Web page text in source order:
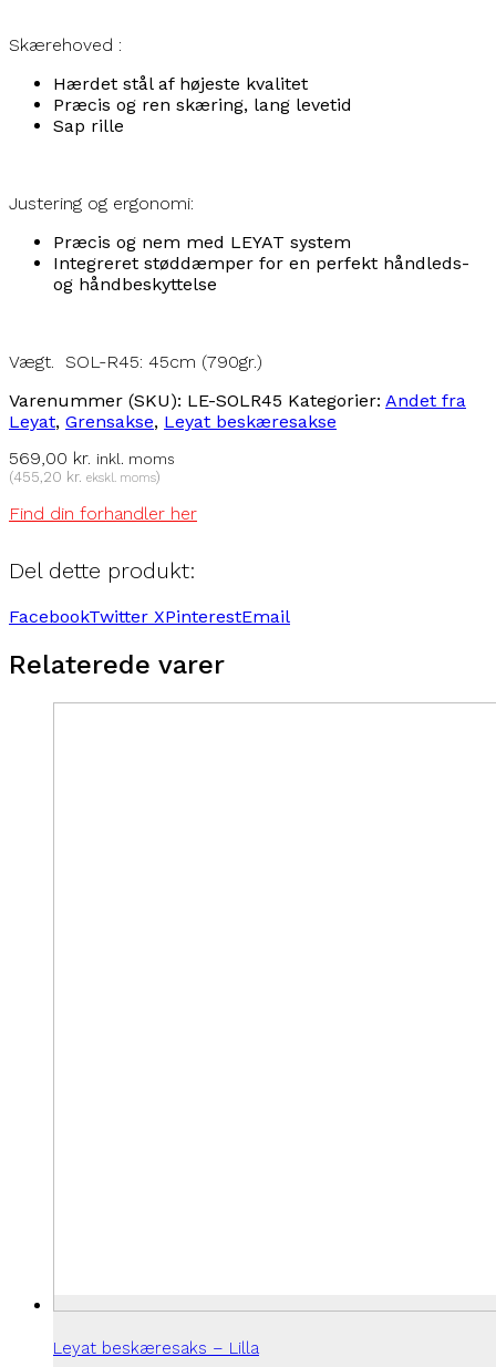
Skærehoved :
Hærdet stål af højeste kvalitet
Præcis og ren skæring, lang levetid
Sap rille
Justering og ergonomi:
Præcis og nem med LEYAT system
Integreret støddæmper for en perfekt håndleds-
og håndbeskyttelse
Vægt. SOL-R45: 45cm (790gr.)
Varenummer (SKU): LE-SOLR45 Kategorier: Andet fra
Leyat, Grensakse, Leyat beskæresakse
569,00 kr. inkl. moms
(455,20 kr. ekskl. moms)
Find din forhandler her
Del dette produkt:
FacebookTwitter XPinterestEmail
Relaterede varer
Leyat beskæresaks – Lilla